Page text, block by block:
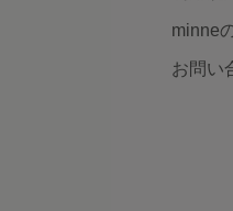
minne
お問い